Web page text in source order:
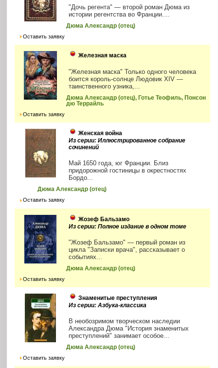
"Дочь регента" — второй роман Дюма из
истории регентства во Франции....
Дюма Александр (отец)
Оставить заявку
Железная маска
"Железная маска" Только одного человека
боится король-солнце Людовик XIV —
таинственного узника,...
Дюма Александр (отец), Готье Теофиль, Понсон
дю Террайль
Оставить заявку
Женская война
Из серии: Иллюстрированное собрание
сочинений
Май 1650 года, юг Франции. Близ
придорожной гостиницы в окрестностях
Бордо...
Дюма Александр (отец)
Оставить заявку
Жозеф Бальзамо
Из серии: Полное издание в одном томе
"Жозеф Бальзамо" — первый роман из
цикла "Записки врача", рассказывает о
событиях...
Дюма Александр (отец)
Оставить заявку
Знаменитые преступления
Из серии: Азбука-классика
В необозримом творческом наследии
Александра Дюма "История знаменитых
преступлений" занимает особое...
Дюма Александр (отец)
Оставить заявку